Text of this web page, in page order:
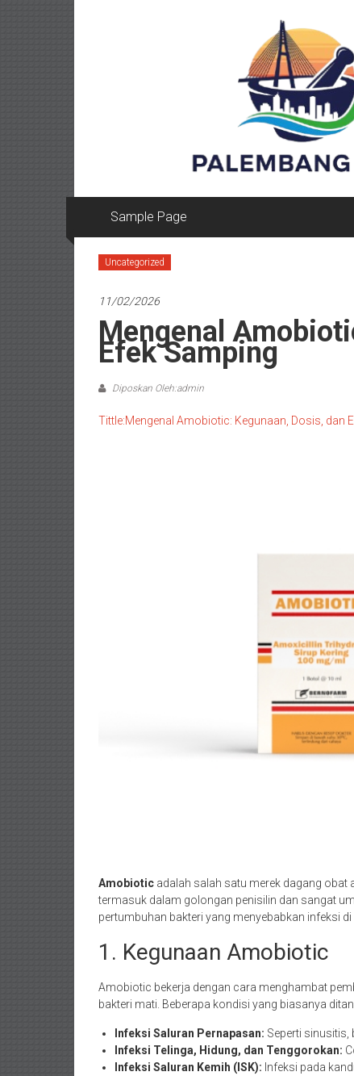
Sample Page
Uncategorized
11/02/2026
Mengenal
Efek Samping
Diposkan Oleh:admin
Tittle:Mengenal Amobiotic: Kegunaan, Dosis, dan
Amobiotic adalah salah satu merek dagang
termasuk dalam golongan penisilin dan sangat
pertumbuhan bakteri yang menyebabkan infeksi di
1. Kegunaan Amobiotic
Amobiotic bekerja dengan cara menghambat
bakteri mati. Beberapa kondisi yang biasanya
Infeksi Saluran Pernapasan: Seperti sinusitis,
Infeksi Telinga, Hidung, dan Tenggorokan:
Infeksi Saluran Kemih (ISK): Infeksi pada